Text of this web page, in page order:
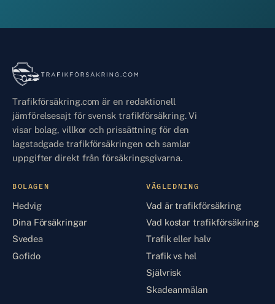
Trafikförsäkring.com är en redaktionell
jämförelsesajt för svensk trafikförsäkring. Vi
visar bolag, villkor och prissättning för den
lagstadgade trafikförsäkringen och samlar
uppgifter direkt från försäkringsgivarna.
BOLAGEN
Hedvig
Dina Försäkringar
Svedea
Gofido
VÄGLEDNING
Vad är trafikförsäkring
Vad kostar trafikförsäkring
Trafik eller halv
Trafik vs hel
Självrisk
Skadeanmälan